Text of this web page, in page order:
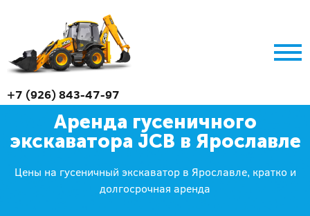
+7 (926) 843-47-97
Аренда гусеничного
экскаватора JCB в Ярославле
Цены на гусеничный экскаватор в Ярославле, кратко и
долгосрочная аренда